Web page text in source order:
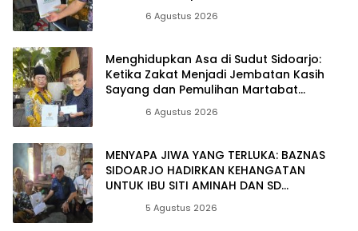
6 Agustus 2026
Menghidupkan Asa di Sudut Sidoarjo:
Ketika Zakat Menjadi Jembatan Kasih
Sayang dan Pemulihan Martabat
6 Agustus 2026
MENYAPA JIWA YANG TERLUKA: BAZNAS
SIDOARJO HADIRKAN KEHANGATAN
UNTUK IBU SITI AMINAH DAN SD
5 Agustus 2026